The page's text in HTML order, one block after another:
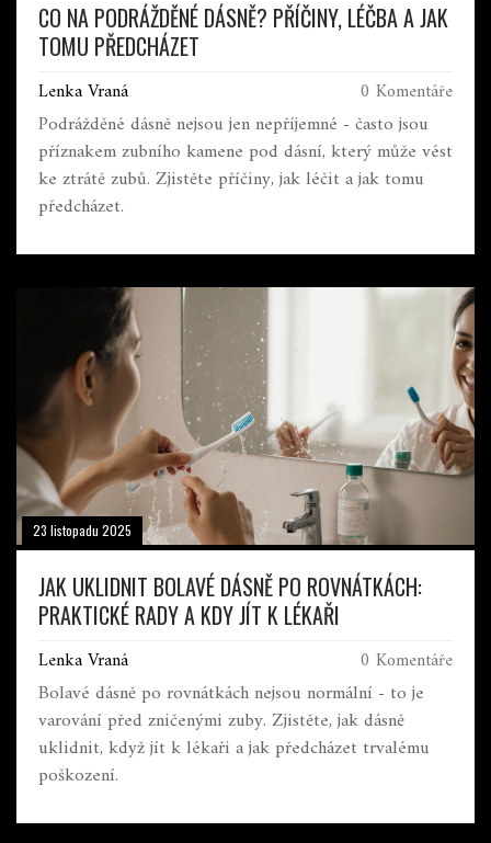
CO NA PODRÁŽDĚNÉ DÁSNĚ? PŘÍČINY, LÉČBA A JAK
TOMU PŘEDCHÁZET
Lenka Vraná 0 Komentáře
Podrážděné dásně nejsou jen nepříjemné - často jsou
příznakem zubního kamene pod dásní, který může vést
ke ztrátě zubů. Zjistěte příčiny, jak léčit a jak tomu
předcházet.
23 listopadu 2025
JAK UKLIDNIT BOLAVÉ DÁSNĚ PO ROVNÁTKÁCH:
PRAKTICKÉ RADY A KDY JÍT K LÉKAŘI
Lenka Vraná 0 Komentáře
Bolavé dásně po rovnátkách nejsou normální - to je
varování před zničenými zuby. Zjistěte, jak dásně
uklidnit, když jít k lékaři a jak předcházet trvalému
poškození.